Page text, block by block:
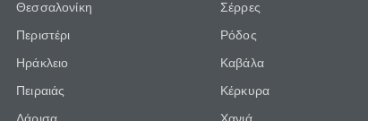
Θεσσαλονίκη
Περιστέρι
Ηράκλειο
Πειραιάς
Σέρρες
Ρόδος
Καβάλα
Κέρκυρα